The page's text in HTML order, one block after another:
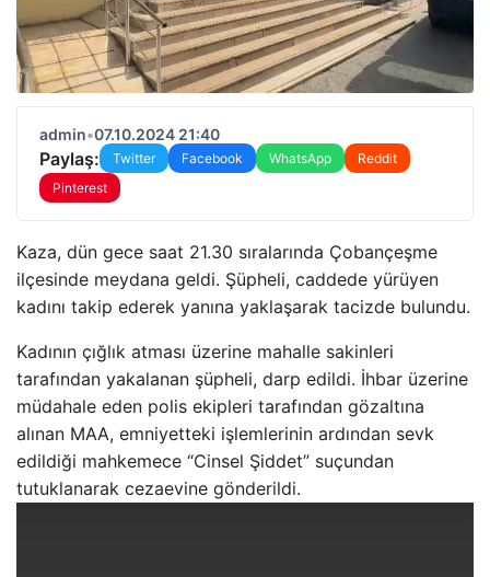
admin•07.10.2024 21:40
Paylaş: Twitter Facebook WhatsApp
Reddit
Pinterest
Kaza, dün gece saat 21.30 sıralarında Çobançeşme
ilçesinde meydana geldi. Şüpheli, caddede yürüyen
kadını takip ederek yanına yaklaşarak tacizde bulundu.
Kadının çığlık atması üzerine mahalle sakinleri
tarafından yakalanan şüpheli, darp edildi. İhbar üzerine
müdahale eden polis ekipleri tarafından gözaltına
alınan MAA, emniyetteki işlemlerinin ardından sevk
edildiği mahkemece “Cinsel Şiddet” suçundan
tutuklanarak cezaevine gönderildi.